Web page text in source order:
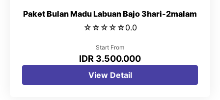
Paket Bulan Madu Labuan Bajo 3hari-2malam
☆ ☆ ☆ ☆ ☆0.0
Start From
IDR 3.500.000
View Detail